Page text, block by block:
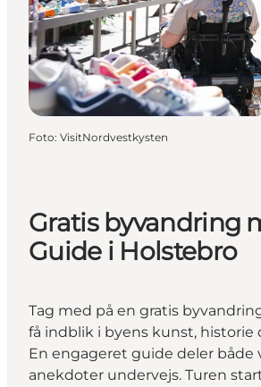
Foto: VisitNordvestkysten
Gratis byvandring
Guide i Holstebro
Tag med på en gratis
få indblik i byens kunst, historie
En engageret guide deler både
anekdoter undervejs. Turen